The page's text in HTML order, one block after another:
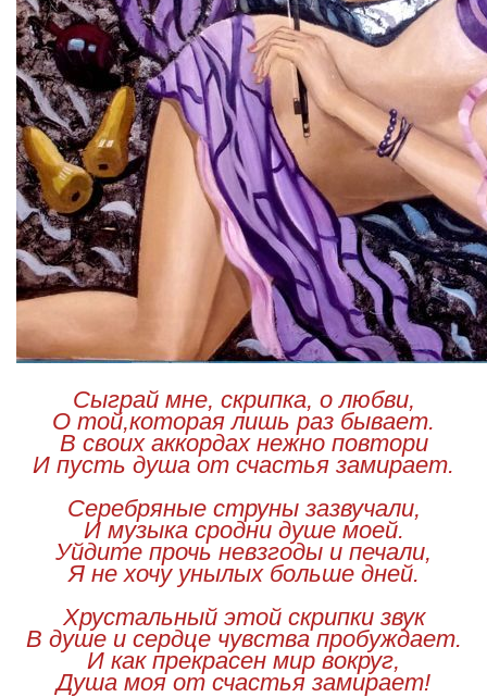
Сыграй мне, скрипка, о любви,
О той,которая лишь раз бывает.
В своих аккордах нежно повтори
И пусть душа от счастья замирает.
Серебряные струны зазвучали,
И музыка сродни душе моей.
Уйдите прочь невзгоды и печали,
Я не хочу унылых больше дней.
Хрустальный этой скрипки звук
В душе и сердце чувства пробуждает.
И как прекрасен мир вокруг,
Душа моя от счастья замирает!